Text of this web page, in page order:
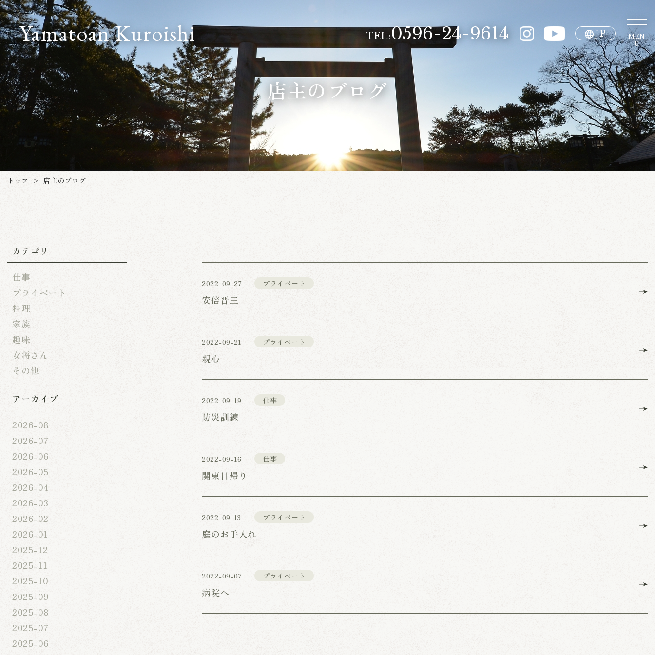
Yamatoan Kuroishi TEL:0596-24-9614 JP MEN
U
店主のブログ
トップ > 店主のブログ
2022-09-27 プライベート
安倍晋三
2022-09-21 プライベート
親心
2022-09-19 仕事
防災訓練
2022-09-16 仕事
関東日帰り
2022-09-13 プライベート
庭のお手入れ
2022-09-07 プライベート
病院へ
カテゴリ
仕事
プライベート
料理
家族
趣味
女将さん
その他
アーカイブ
2026-08
2026-07
2026-06
2026-05
2026-04
2026-03
2026-02
2026-01
2025-12
2025-11
2025-10
2025-09
2025-08
2025-07
2025-06